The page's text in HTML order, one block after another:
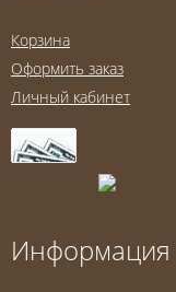
Корзина
Оформить заказ
Личный кабинет
Информация